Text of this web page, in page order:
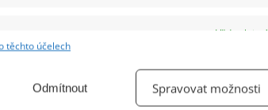
Vždy aktivní
přenášených informací.
těchto účelech
Odmítnout Spravovat možnosti
vody. Oceníte ji v salátech,
i jako čaj.
ji nechávejte